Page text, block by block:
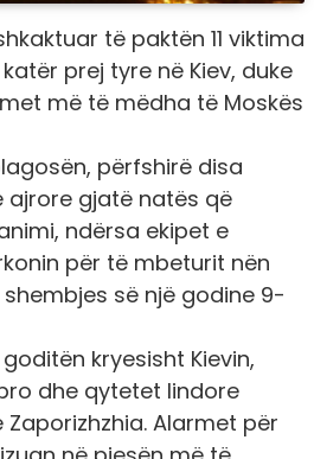
të paktën 11 viktima
prej tyre në Kiev, duke
më të mëdha të Moskës
përfshirë disa
ajrore gjatë natës që
ndërsa ekipet e
për të mbeturit nën
së një godine 9-
kryesisht Kievin,
dhe qytetet lindore
Zaporizhzhia. Alarmet për